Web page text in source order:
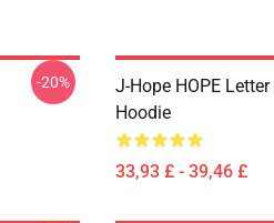
-20%
J-Hope HOPE
Hoodie
33,93 £ - 39,46 £